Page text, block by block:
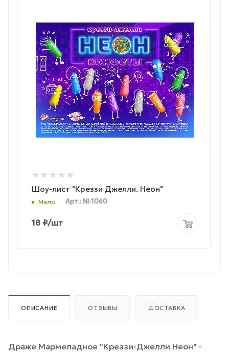
Шоу-лист "Креззи Джелли. Неон"
Мало Арт.: NI-1060
18 ₽/шт
ОПИСАНИЕ ОТЗЫВЫ ДОСТАВКА
Драже Мармеладное "Креззи-Джелли Неон" -